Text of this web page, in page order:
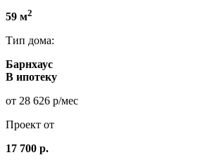
59 м2
Тип дома:
Барнхаус
В ипотеку
от 28 626 р/мес
Проект от
17 700 р.